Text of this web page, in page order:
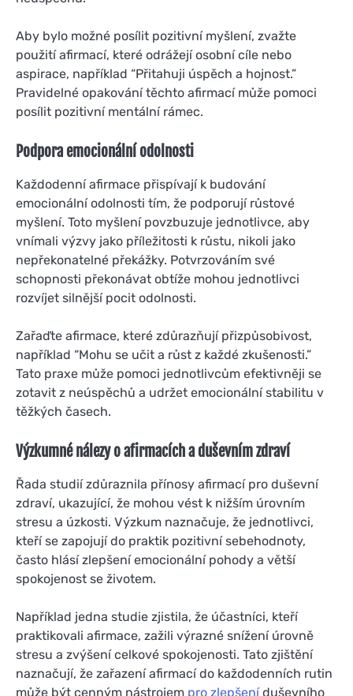
Aby bylo možné posílit pozitivní myšlení, zvažte
použití afirmací, které odrážejí osobní cíle nebo
aspirace, například “Přitahuji úspěch a hojnost.”
Pravidelné opakování těchto afirmací může pomoci
posílit pozitivní mentální rámec.
Podpora emocionální odolnosti
Každodenní afirmace přispívají k budování
emocionální odolnosti tím, že podporují růstové
myšlení. Toto myšlení povzbuzuje jednotlivce, aby
vnímali výzvy jako příležitosti k růstu, nikoli jako
nepřekonatelné překážky. Potvrzováním své
schopnosti překonávat obtíže mohou jednotlivci
rozvíjet silnější pocit odolnosti.
Zařaďte afirmace, které zdůrazňují přizpůsobivost,
například “Mohu se učit a růst z každé zkušenosti.”
Tato praxe může pomoci jednotlivcům efektivněji se
zotavit z neúspěchů a udržet emocionální stabilitu v
těžkých časech.
Výzkumné nálezy o afirmacích a duševním zdraví
Řada studií zdůraznila přínosy afirmací pro duševní
zdraví, ukazující, že mohou vést k nižším úrovním
stresu a úzkosti. Výzkum naznačuje, že jednotlivci,
kteří se zapojují do praktik pozitivní sebehodnoty,
často hlásí zlepšení emocionální pohody a větší
spokojenost se životem.
Například jedna studie zjistila, že účastníci, kteří
praktikovali afirmace, zažili výrazné snížení úrovně
stresu a zvýšení celkové spokojenosti. Tato zjištění
naznačují, že zařazení afirmací do každodenních rutin
může být cenným nástrojem pro zlepšeníduševního